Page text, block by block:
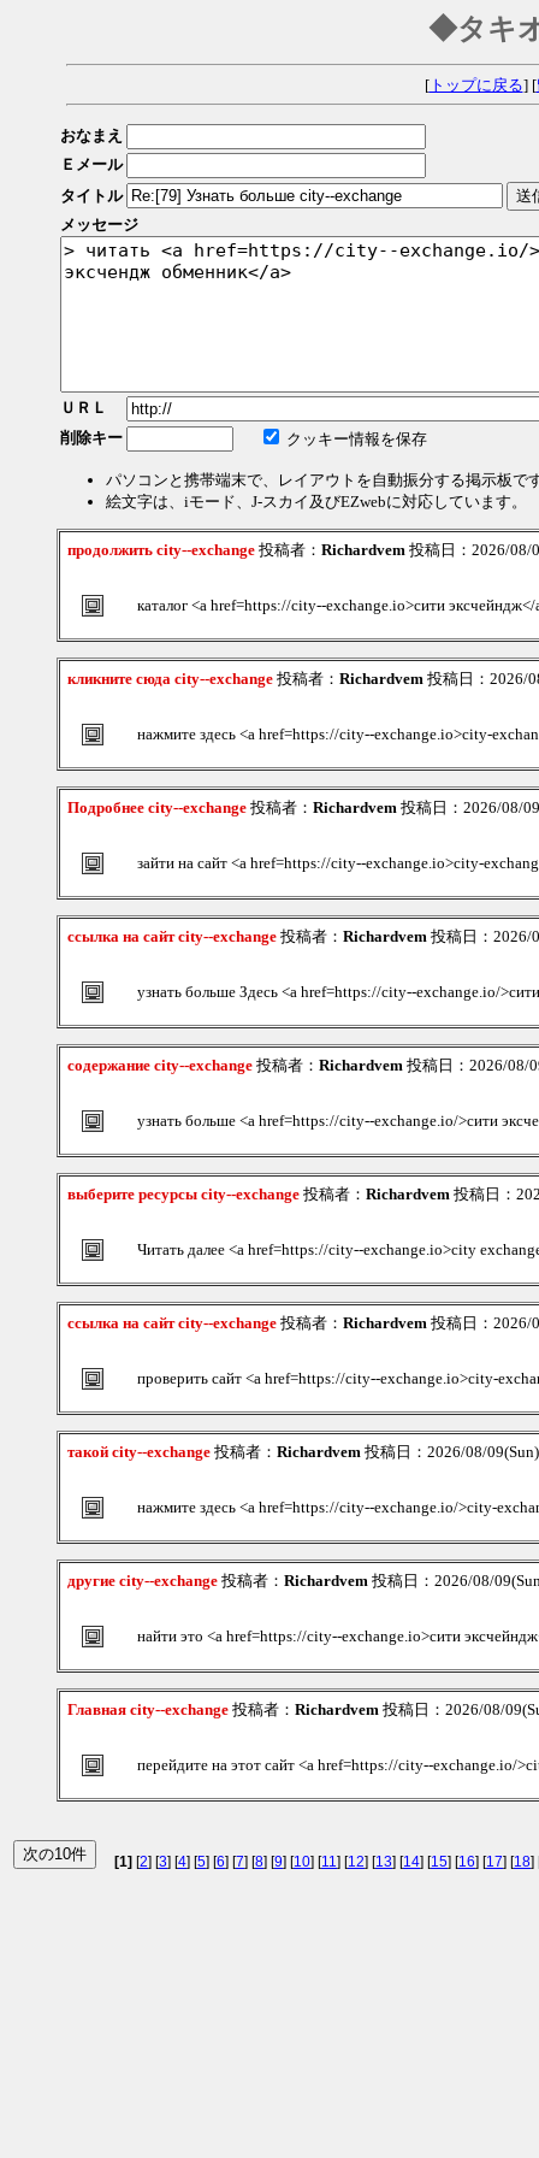
◆タキ
[トップに戻る] [
おなまえ
Ｅメール
タイトル
メッセージ
ＵＲＬ
削除キー
クッキー情報を保存
パソコンと携帯端末で、レイアウトを自動振分する掲示板で
絵文字は、iモード、J-スカイ及びEZwebに対応しています。
продолжить city--exchange 投稿者： Richardvem 投稿日：2026/08/
каталог <a href=https://city--exchange.io>сити эксчейндж</
кликните сюда city--exchange 投稿者： Richardvem 投稿日：2026/
нажмите здесь <a href=https://city--exchange.io>city-
Подробнее city--exchange 投稿者： Richardvem 投稿日：2026/08/
зайти на сайт <a href=https://city--exchange.io>city-
ссылка на сайт city--exchange 投稿者： Richardvem 投稿日：2026/
узнать больше Здесь <a href=https://city--exchange.io/
содержание city--exchange 投稿者： Richardvem 投稿日：2026/08/
узнать больше <a href=https://city--exchange.io/>сити
выберите ресурсы city--exchange 投稿者： Richardvem 投稿日：
Читать далее <a href=https://city--exchange.io>city
ссылка на сайт city--exchange 投稿者： Richardvem 投稿日：2026/
проверить сайт <a href=https://city--exchange.io>city-
такой city--exchange 投稿者： Richardvem 投稿日：2026/08/
нажмите здесь <a href=https://city--exchange.io/>city-
другие city--exchange 投稿者： Richardvem 投稿日：2026/08/
найти это <a href=https://city--exchange.io>сити
Главная city--exchange 投稿者： Richardvem 投稿日：2026/08/
перейдите на этот сайт <a href=https://city--exchange.io/
[1] [2] [3] [4] [5] [6] [7] [8] [9] [10] [11] [12] [13] [14] [15] [16] [17] [18]